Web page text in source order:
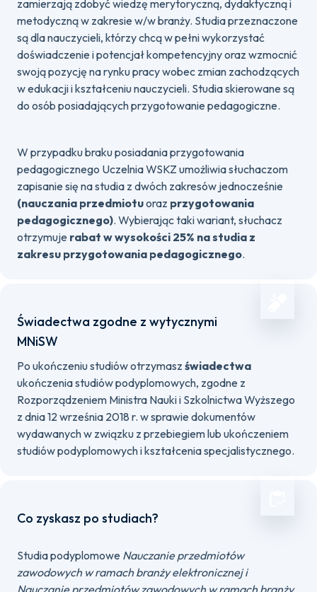
zamierzają zdobyć wiedzę merytoryczną, dydaktyczną i
metodyczną w zakresie w/w branży. Studia przeznaczone
są dla nauczycieli, którzy chcą w pełni wykorzystać
doświadczenie i potencjał kompetencyjny oraz wzmocnić
swoją pozycję na rynku pracy wobec zmian zachodzących
w edukacji i kształceniu nauczycieli. Studia skierowane są
do osób posiadających przygotowanie pedagogiczne.
W przypadku braku posiadania przygotowania
pedagogicznego Uczelnia WSKZ umożliwia słuchaczom
zapisanie się na studia z dwóch zakresów jednocześnie
(nauczania przedmiotuoraz przygotowania
pedagogicznego). Wybierając taki wariant, słuchacz
otrzymuje rabat w wysokości 25% na studia z
zakresu przygotowania pedagogicznego.
Świadectwa zgodne z wytycznymi
MNiSW
Po ukończeniu studiów otrzymasz świadectwa
ukończenia studiów podyplomowych, zgodne z
Rozporządzeniem Ministra Nauki i Szkolnictwa Wyższego
z dnia 12 września 2018 r. w sprawie dokumentów
wydawanych w związku z przebiegiem lub ukończeniem
studiów podyplomowych i kształcenia specjalistycznego.
Co zyskasz po studiach?
Studia podyplomowe Nauczanie przedmiotów
zawodowych w ramach branży elektronicznej i
Nauczanie przedmiotów zawodowych w ramach branży